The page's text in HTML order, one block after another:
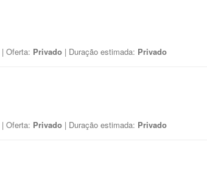
| Oferta: Privado | Duração estimada: Privado
| Oferta: Privado | Duração estimada: Privado